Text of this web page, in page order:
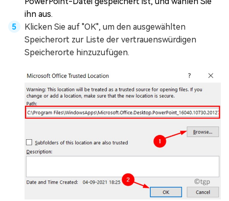
ihn aus.
Klicken Sie auf "OK", um den ausgewählten
Speicherort zur Liste der vertrauenswürdigen
Speicherorte hinzuzufügen.